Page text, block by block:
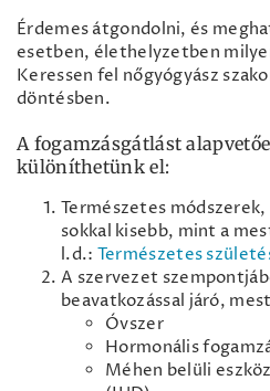
Érdemes átgondolni, és
esetben, élethelyzetben
Keressen fel nőgyógyász
döntésben.
A fogamzásgátlást
különíthetünk el:
Természetes
sokkal kisebb, mint a
l.d.: Természetes
A szervezet
beavatkozással járó,
Óvszer
Hormonális
Méhen belüli